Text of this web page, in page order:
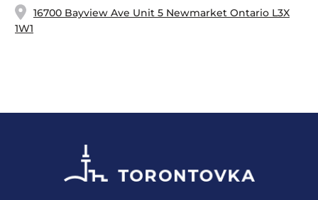
16700 Bayview Ave Unit 5 Newmarket Ontario L3X
1W1